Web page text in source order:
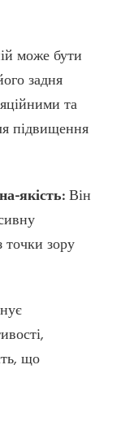
може бути
задня
та
підвищення
якість:Він
точки зору
що